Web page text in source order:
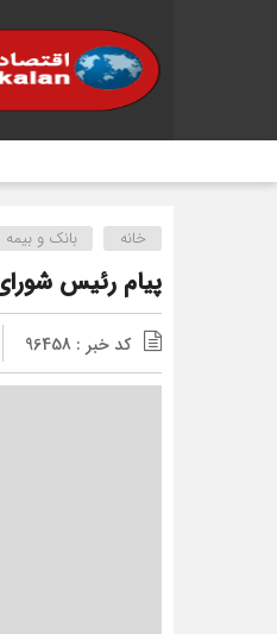
خانه بانک و بیمه
پیام رئیس
کد خبر : 96458